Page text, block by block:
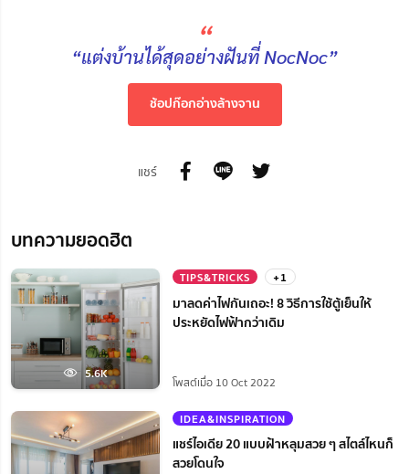
“
“แต่งบ้านได้สุดอย่างฝันที่ NocNoc”
ช้อปก๊อกอ่างล้างจาน
แชร์
บทความยอดฮิต
5.6K
TIPS&TRICKS +1
มาลดค่าไฟกันเถอะ! 8 วิธีการใช้ตู้เย็นให้
ประหยัดไฟฟ้ากว่าเดิม
โพสต์เมื่อ 10 Oct 2022
IDEA&INSPIRATION
แชร์ไอเดีย 20 แบบฝ้าหลุมสวย ๆ สไตล์ไหนก็
สวยโดนใจ